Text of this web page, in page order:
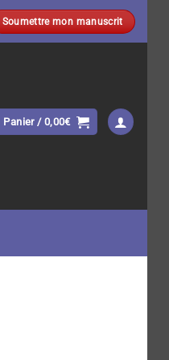
Soumettre mon manuscrit
Panier / 0,00€